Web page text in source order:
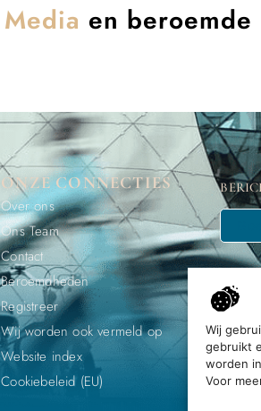
Wij
gebruikt
worden
Voor
Media en beroemde
ONZE CONNECTIES
Over ons
Ons Team
Contact
Beroemdheden
Registreer
Wij worden ook vermeld op
Website index
Cookiebeleid (EU)